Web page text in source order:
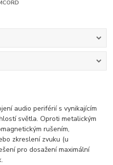
audio periférií s vynikajícím
světla. Oproti metalickým
rušením,
zkreslení zvuku (u
pro dosažení maximální